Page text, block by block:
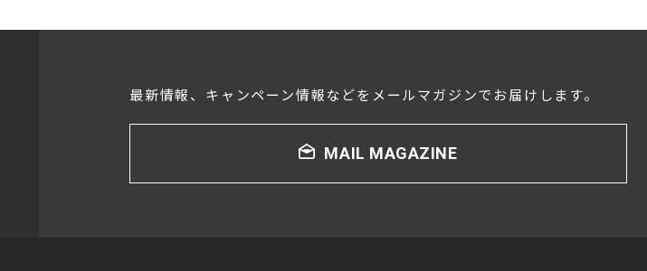
最新情報、キャンペーン情報などをメールマガジンでお届けします。
MAIL MAGAZINE